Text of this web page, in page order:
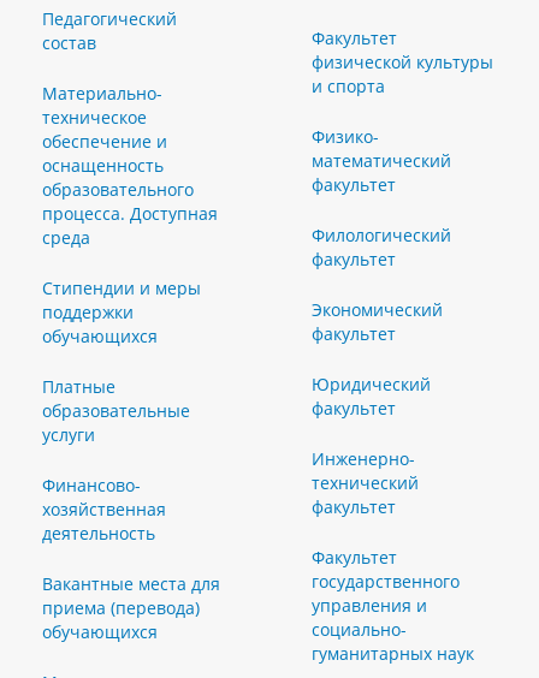
Педагогический
состав
Материально-
техническое
обеспечение и
оснащенность
образовательного
процесса. Доступная
среда
Стипендии и меры
поддержки
обучающихся
Платные
образовательные
услуги
Финансово-
хозяйственная
деятельность
Вакантные места для
приема (перевода)
обучающихся
Факультет
физической культуры
и спорта
Физико-
математический
факультет
Филологический
факультет
Экономический
факультет
Юридический
факультет
Инженерно-
технический
факультет
Факультет
государственного
управления и
социально-
гуманитарных наук